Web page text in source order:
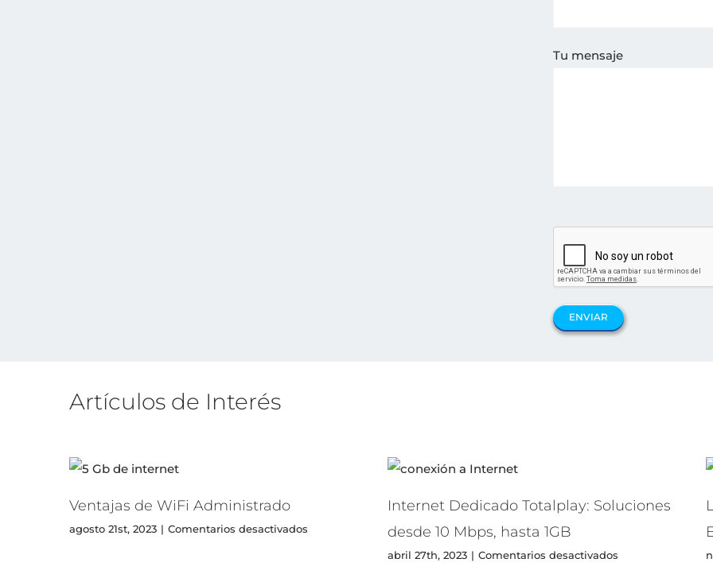
Tu mensaje
Artículos de Interés
Ventajas de WiFi Administrado
agosto 21st, 2023 | Comentarios desactivados
Internet Dedicado Totalplay: Soluciones
desde 10 Mbps, hasta 1GB
abril 27th, 2023 | Comentarios desactivados